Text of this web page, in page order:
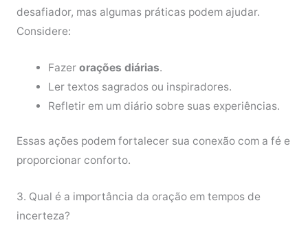
desafiador, mas algumas práticas podem ajudar.
Considere:
Fazerorações diárias.
Ler textos sagrados ou inspiradores.
Refletir em um diário sobre suas experiências.
Essas ações podem fortalecer sua conexão com a fé e
proporcionar conforto.
3. Qual é a importância da oração em tempos de
incerteza?